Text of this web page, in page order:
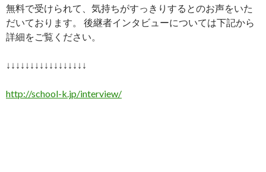
無料で受けられて、気持ちがすっきりするとのお声をいた
だいております。 後継者インタビューについては下記から
詳細をご覧ください。
↓↓↓↓↓↓↓↓↓↓↓↓↓↓↓↓↓
http://school-k.jp/interview/